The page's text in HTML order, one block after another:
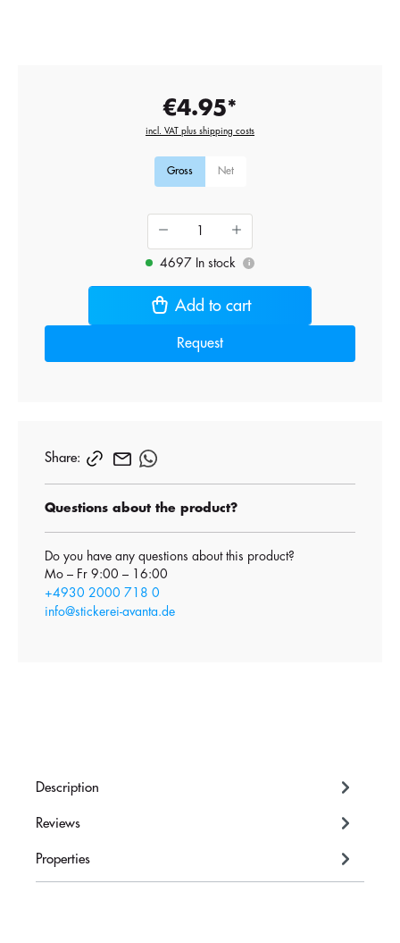
€4.95*
incl. VAT plus shipping costs
Gross Net
4697 In stock i
Add to cart
Request
Share:
Questions about the product?
Do you have any questions about this product?
Mo – Fr 9:00 – 16:00
+4930 2000 718 0
info@stickerei-avanta.de
Description
Reviews
Properties